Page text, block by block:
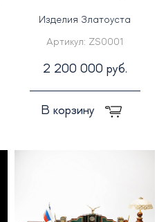
Изделия Златоуста
Артикул: ZS0001
2 200 000 руб.
В корзину